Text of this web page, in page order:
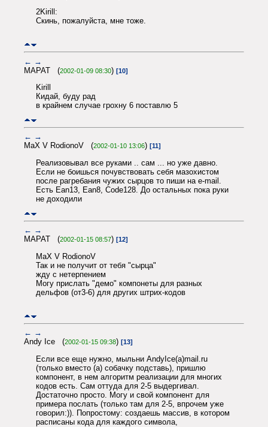
2Kirill:
Скинь, пожалуйста, мне тоже.
← →
МАРАТ (2002-01-09 08:30) [10]
Kirill
Кидай, буду рад
в крайнем случае грохну 6 поставлю 5
← →
MaX V RodionoV (2002-01-10 13:06) [11]
Реализовывал все руками .. сам ... но уже давно.
Если не боишься почувствовать себя мазохистом
после рагребания чужих сырцов то пиши на e-mail.
Есть Ean13, Ean8, Code128. До остальных пока руки
не доходили
← →
МАРАТ (2002-01-15 08:57) [12]
MaX V RodionoV
Так и не получит от тебя "сырца"
жду с нетерпением
Могу прислать "демо" компонеты для разных
дельфов (от3-6) для других штрих-кодов
← →
Andy Ice (2002-01-15 09:38) [13]
Если все еще нужно, мыльни AndyIce(a)mail.ru
(только вместо (а) собачку подставь), пришлю
компонент, в нем алгоритм реализации для многих
кодов есть. Сам оттуда для 2-5 выдергивал.
Достаточно просто. Могу и свой компонент для
примера послать (только там для 2-5, впрочем уже
говорил:)). Попростому: создаешь массив, в котором
расписаны кода для каждого символа,